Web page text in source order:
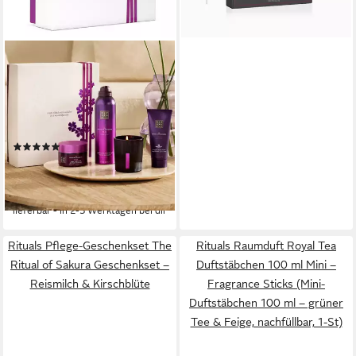
Pflege-Geschenkset Rituals
Yozakura Geschenkset M – 4-
teilig mit Kirschblüte & Pflege,
4-tlg., Yozakura Set mit
Maienkirsche & Sake –
inspiriert von Hanami
(4)
63,14 € 79,90 €
(15,79 €/ 1 Stk)
-21%
lieferbar - in 2-3 Werktagen bei dir
Rituals Pflege-Geschenkset The
Ritual of Sakura Geschenkset –
Reismilch & Kirschblüte
Rituals Raumduft Royal Tea
Duftstäbchen 100 ml Mini –
Fragrance Sticks (Mini-
Duftstäbchen 100 ml – grüner
Tee & Feige, nachfüllbar, 1-St)